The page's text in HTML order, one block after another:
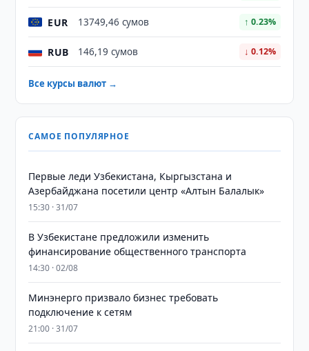
EUR 13749,46 сумов ↑ 0.23%
RUB 146,19 сумов ↓ 0.12%
Все курсы валют →
САМОЕ ПОПУЛЯРНОЕ
Первые леди Узбекистана, Кыргызстана и
Азербайджана посетили центр «Алтын Балалык»
15:30 · 31/07
В Узбекистане предложили изменить
финансирование общественного транспорта
14:30 · 02/08
Минэнерго призвало бизнес требовать
подключение к сетям
21:00 · 31/07